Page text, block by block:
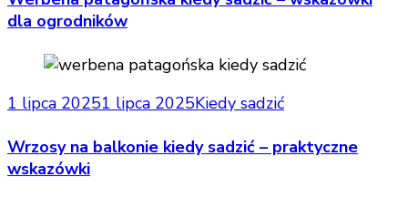
dla ogrodników
1 lipca 20251 lipca 2025Kiedy sadzić
Wrzosy na balkonie kiedy sadzić – praktyczne
wskazówki